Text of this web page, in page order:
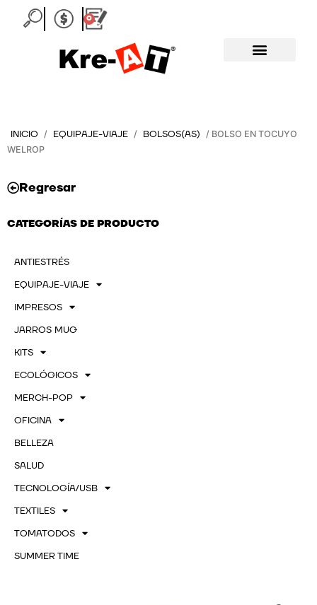
0
Carrito
INICIO / EQUIPAJE-VIAJE / BOLSOS(AS) / BOLSO EN TOCUYO
WELROP
Regresar
CATEGORÍAS DE PRODUCTO
ANTIESTRÉS
EQUIPAJE-VIAJE
IMPRESOS
JARROS MUG
KITS
ECOLÓGICOS
MERCH-POP
OFICINA
BELLEZA
SALUD
TECNOLOGÍA/USB
TEXTILES
TOMATODOS
SUMMER TIME